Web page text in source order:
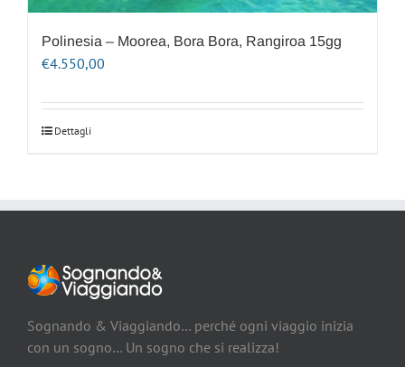
Polinesia – Moorea, Bora Bora, Rangiroa 15gg
€4.550,00
Dettagli
Sognando & Viaggiando… perché ogni viaggio inizia
con un sogno… Un sogno che si realizza!